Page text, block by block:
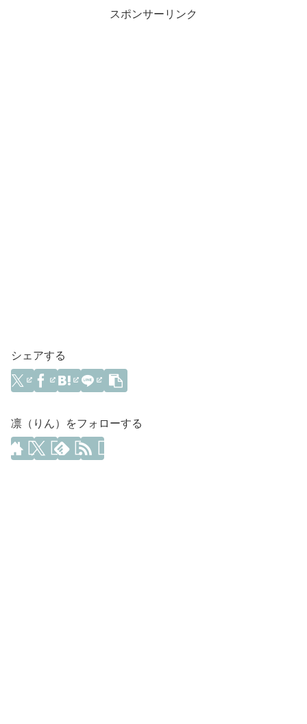
スポンサーリンク
シェアする
凛（りん）をフォローする